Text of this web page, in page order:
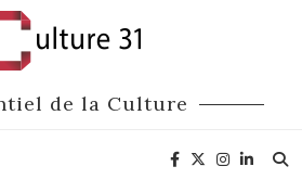
de la Culture